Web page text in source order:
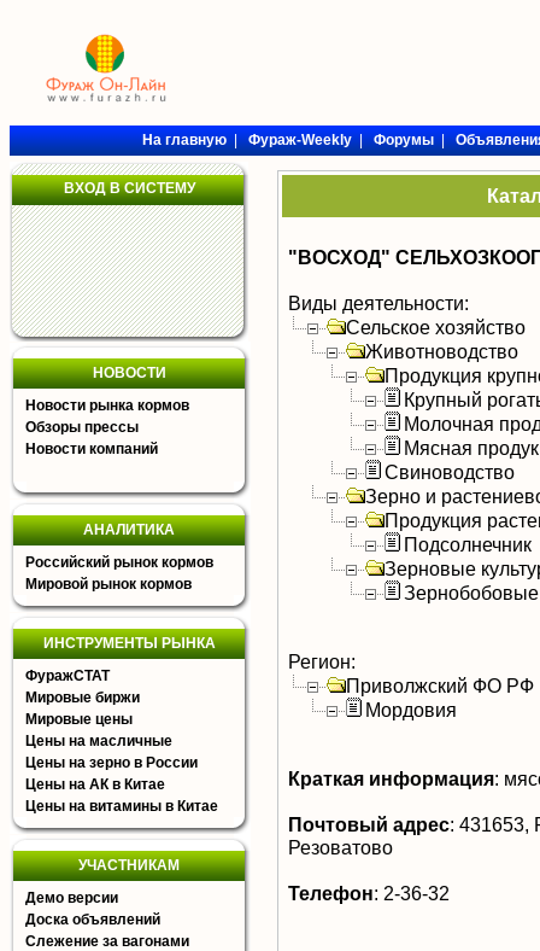
На главную|Фураж-Weekly|Форумы|
ВХОД В СИСТЕМУ
НОВОСТИ
Новости рынка кормов
Обзоры прессы
Новости компаний
АНАЛИТИКА
Российский рынок кормов
Мировой рынок кормов
ИНСТРУМЕНТЫ РЫНКА
ФуражСТАТ
Мировые биржи
Мировые цены
Цены на масличные
Цены на зерно в России
Цены на АК в Китае
Цены на витамины в Китае
УЧАСТНИКАМ
Демо версии
Доска объявлений
Слежение за вагонами
"ВОСХОД"
Виды деятельности:
Сельское хозяйство
Животноводство
Продукция
Крупный
Молочная
Мясная
Свиноводство
Зерно и
Продукция
Подсолнечник
Зерновые
Зернобобовые
Регион:
Приволжский ФО РФ
Мордовия
Краткая информация:
Почтовый адрес: 431653,
Резоватово
Телефон: 2-36-32